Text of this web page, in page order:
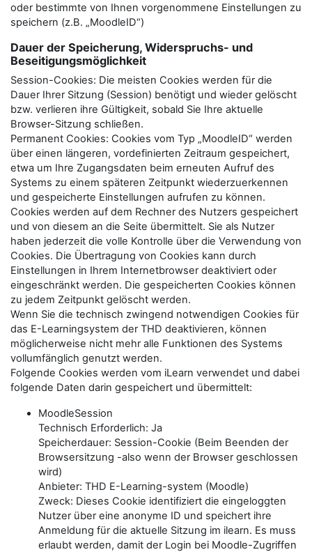
oder bestimmte von Ihnen vorgenommene Einstellungen zu
speichern (z.B. „MoodleID“)
Dauer der Speicherung, Widerspruchs- und
Beseitigungsmöglichkeit
Session-Cookies: Die meisten Cookies werden für die
Dauer Ihrer Sitzung (Session) benötigt und wieder gelöscht
bzw. verlieren ihre Gültigkeit, sobald Sie Ihre aktuelle
Browser-Sitzung schließen.
Permanent Cookies: Cookies vom Typ „MoodleID“ werden
über einen längeren, vordefinierten Zeitraum gespeichert,
etwa um Ihre Zugangsdaten beim erneuten Aufruf des
Systems zu einem späteren Zeitpunkt wiederzuerkennen
und gespeicherte Einstellungen aufrufen zu können.
Cookies werden auf dem Rechner des Nutzers gespeichert
und von diesem an die Seite übermittelt. Sie als Nutzer
haben jederzeit die volle Kontrolle über die Verwendung von
Cookies. Die Übertragung von Cookies kann durch
Einstellungen in Ihrem Internetbrowser deaktiviert oder
eingeschränkt werden. Die gespeicherten Cookies können
zu jedem Zeitpunkt gelöscht werden.
Wenn Sie die technisch zwingend notwendigen Cookies für
das E-Learningsystem der THD deaktivieren, können
möglicherweise nicht mehr alle Funktionen des Systems
vollumfänglich genutzt werden.
Folgende Cookies werden vom iLearn verwendet und dabei
folgende Daten darin gespeichert und übermittelt:
MoodleSession
Technisch Erforderlich: Ja
Speicherdauer: Session-Cookie (Beim Beenden der
Browsersitzung -also wenn der Browser geschlossen
wird)
Anbieter: THD E-Learning-system (Moodle)
Zweck: Dieses Cookie identifiziert die eingeloggten
Nutzer über eine anonyme ID und speichert ihre
Anmeldung für die aktuelle Sitzung im ilearn. Es muss
erlaubt werden, damit der Login bei Moodle-Zugriffen